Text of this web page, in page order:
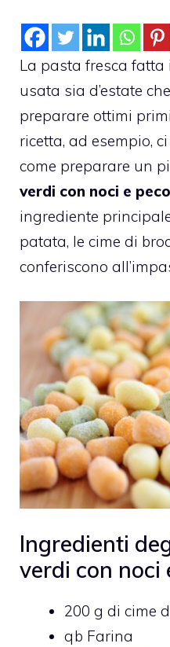
La pasta fresca fatta
usata sia d’estate
preparare ottimi
ricetta, ad esempio,
come preparare un
verdi con noci e
ingrediente
patata, le cime di
conferiscono
Ingredienti
verdi con noci
200 g di cime
qb Farina